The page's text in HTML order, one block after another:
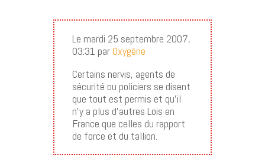
Le mardi 25 septembre 2007,
03:31 parOxygène
Certains nervis, agents de
sécurité ou policiers se disent
que tout est permis et qu’il
n’y a plus d’autres Lois en
France que celles du rapport
de force et du tallion.